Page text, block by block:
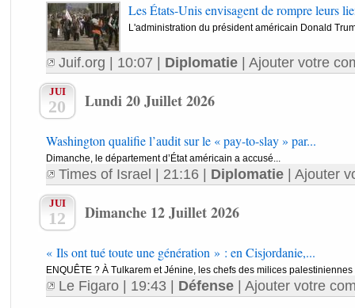
Les États-Unis envisagent de rompre leurs
L'administration du président américain Donald
Juif.org | 10:07 | Diplomatie| Ajouter votre
JUI
20 Lundi 20 Juillet 2026
Washington qualifie l’audit sur le « pay-to-slay » par...
Dimanche, le département d’État américain a accusé...
Times of Israel | 21:16 | Diplomatie| Ajouter
JUI
12 Dimanche 12 Juillet 2026
« Ils ont tué toute une génération » : en Cisjordanie,...
ENQUÊTE ? À Tulkarem et Jénine, les chefs des milices
Le Figaro| 19:43 | Défense| Ajouter votre